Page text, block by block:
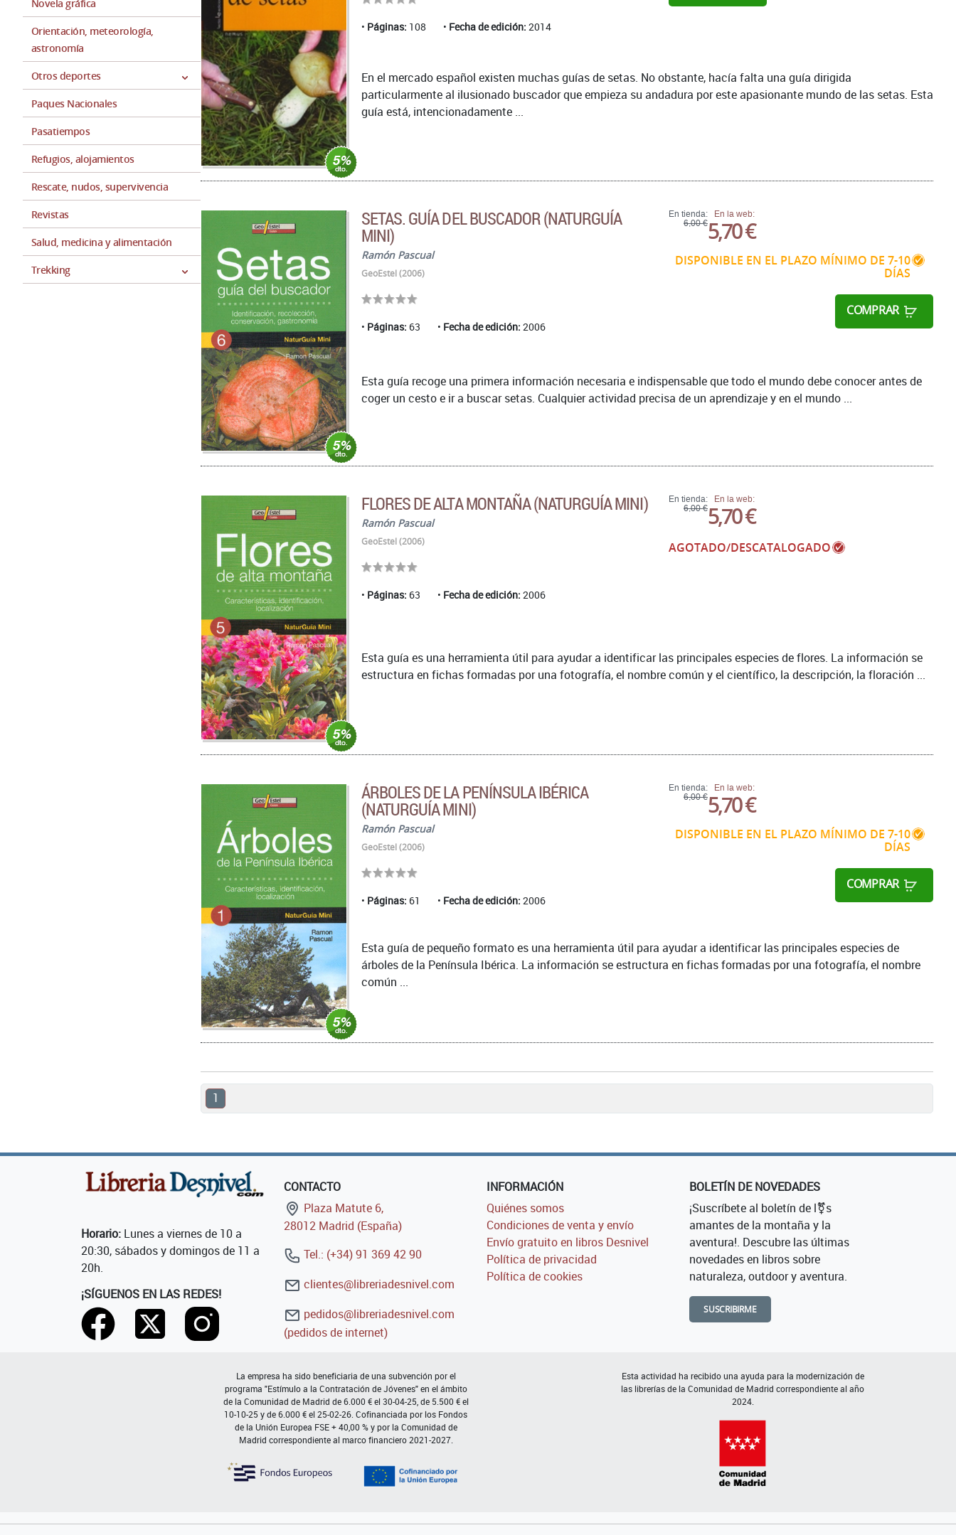
Novela gráfica
Orientación, meteorología,
astronomía
Otros deportes
Paques Nacionales
Pasatiempos
Refugios, alojamientos
Rescate, nudos, supervivencia
Revistas
Salud, medicina y alimentación
Trekking
Páginas: 108 Fecha de edición: 2014
En el mercado español existen muchas guías de setas. No obstante, hacía falta una guía dirigida
particularmente al ilusionado buscador que empieza su andadura por este apasionante mundo de las setas. Esta
guía está, intencionadamente ...
SETAS. GUÍA DEL BUSCADOR (NATURGUÍA
MINI)
Ramón Pascual
GeoEstel (2006)
Páginas: 63 Fecha de edición: 2006
En tienda:
6,00 €
En la web:
5,70 €
DISPONIBLE EN EL PLAZO MÍNIMO DE 7-10
DÍAS
COMPRAR
Esta guía recoge una primera información necesaria e indispensable que todo el mundo debe conocer antes de
coger un cesto e ir a buscar setas. Cualquier actividad precisa de un aprendizaje y en el mundo ...
FLORES DE ALTA MONTAÑA (NATURGUÍA MINI)
Ramón Pascual
GeoEstel (2006)
Páginas: 63 Fecha de edición: 2006
En tienda:
6,00 €
En la web:
5,70 €
AGOTADO/DESCATALOGADO
Esta guía es una herramienta útil para ayudar a identificar las principales especies de flores. La información se
estructura en fichas formadas por una fotografía, el nombre común y el científico, la descripción, la floración ...
ÁRBOLES DE LA PENÍNSULA IBÉRICA
(NATURGUÍA MINI)
Ramón Pascual
GeoEstel (2006)
Páginas: 61 Fecha de edición: 2006
En tienda:
6,00 €
En la web:
5,70 €
DISPONIBLE EN EL PLAZO MÍNIMO DE 7-10
DÍAS
COMPRAR
Esta guía de pequeño formato es una herramienta útil para ayudar a identificar las principales especies de
árboles de la Península Ibérica. La información se estructura en fichas formadas por una fotografía, el nombre
común ...
1
Horario: Lunes a viernes de 10 a
20:30, sábados y domingos de 11 a
20h.
¡SÍGUENOS EN LAS REDES!
CONTACTO
Plaza Matute 6,
28012 Madrid (España)
Tel.: (+34) 91 369 42 90
clientes@libreriadesnivel.com
pedidos@libreriadesnivel.com
(pedidos de internet)
INFORMACIÓN
Quiénes somos
Condiciones de venta y envío
Envío gratuito en libros Desnivel
Política de privacidad
Política de cookies
BOLETÍN DE NOVEDADES
¡Suscríbete al boletín de l⚧s
amantes de la montaña y la
aventura!. Descubre las últimas
novedades en libros sobre
naturaleza, outdoor y aventura.
SUSCRIBIRME
La empresa ha sido beneficiaria de una subvención por el
programa "Estímulo a la Contratación de Jóvenes" en el ámbito
de la Comunidad de Madrid de 6.000 € el 30-04-25, de 5.500 € el
10-10-25 y de 6.000 € el 25-02-26. Cofinanciada por los Fondos
de la Unión Europea FSE + 40,00 % y por la Comunidad de
Madrid correspondiente al marco financiero 2021-2027.
Esta actividad ha recibido una ayuda para la modernización de
las librerías de la Comunidad de Madrid correspondiente al año
2024.